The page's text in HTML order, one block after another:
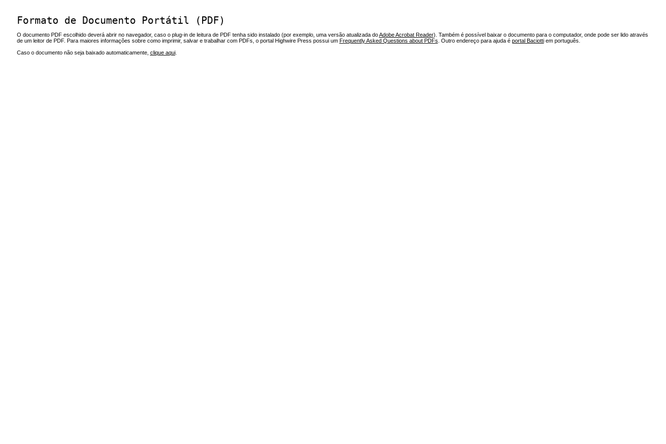
Formato de Documento Portátil (PDF)
O documento PDF escolhido deverá abrir no navegador, caso o plug-in de leitura de PDF tenha sido instalado (por exemplo, uma versão atualizada doAdobe Acrobat Reader). Também é possível baixar o documento para o computador, onde pode ser lido através
de um leitor de PDF. Para maiores informações sobre como imprimir, salvar e trabalhar com PDFs, o portal Highwire Press possui um Frequently Asked Questions about PDFs . Outro endereço para ajuda é portal Baciottiem português.
Caso o documento não seja baixado automaticamente, clique aqui.